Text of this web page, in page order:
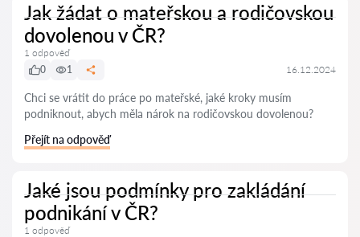
Jak žádat o mateřskou a rodičovskou
dovolenou v ČR?
1 odpověď
0
1 16.12.2024
Chci se vrátit do práce po mateřské, jaké kroky musím
podniknout, abych měla nárok na rodičovskou dovolenou?
Přejít na odpověď
Jaké jsou podmínky pro zakládání
podnikání v ČR?
1 odpověď